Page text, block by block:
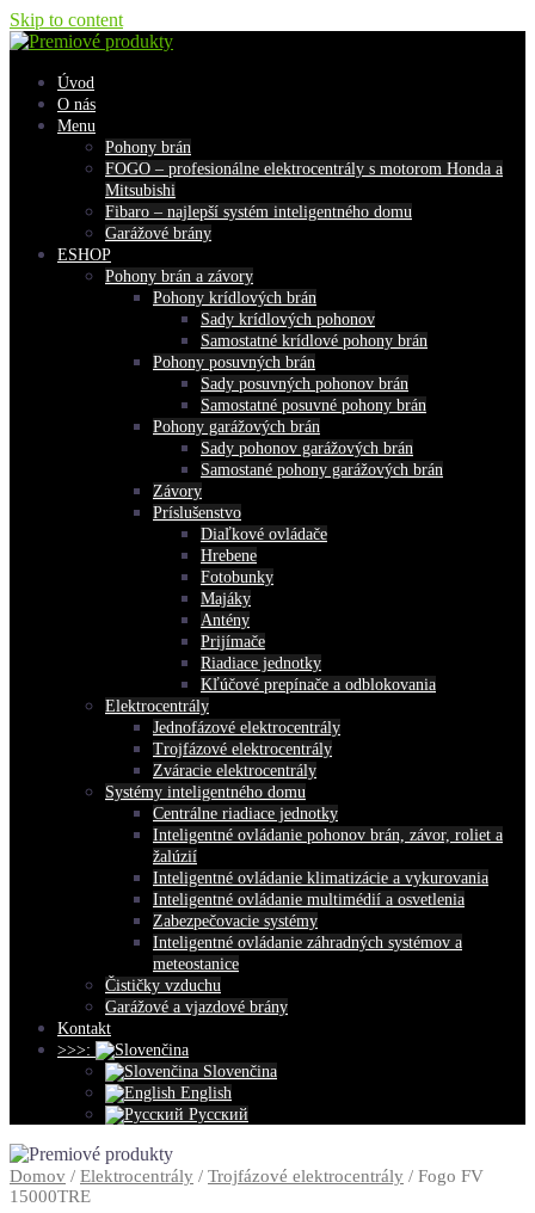
Skip to content
Úvod
O nás
Menu
Pohony brán
FOGO – profesionálne elektrocentrály s motorom Honda a
Mitsubishi
Fibaro – najlepší systém inteligentného domu
Garážové brány
ESHOP
Pohony brán a závory
Pohony krídlových brán
Sady krídlových pohonov
Samostatné krídlové pohony brán
Pohony posuvných brán
Sady posuvných pohonov brán
Samostatné posuvné pohony brán
Pohony garážových brán
Sady pohonov garážových brán
Samostané pohony garážových brán
Závory
Príslušenstvo
Diaľkové ovládače
Hrebene
Fotobunky
Majáky
Antény
Prijímače
Riadiace jednotky
Kľúčové prepínače a odblokovania
Elektrocentrály
Jednofázové elektrocentrály
Trojfázové elektrocentrály
Zváracie elektrocentrály
Systémy inteligentného domu
Centrálne riadiace jednotky
Inteligentné ovládanie pohonov brán, závor, roliet a
žalúzií
Inteligentné ovládanie klimatizácie a vykurovania
Inteligentné ovládanie multimédií a osvetlenia
Zabezpečovacie systémy
Inteligentné ovládanie záhradných systémov a
meteostanice
Čističky vzduchu
Garážové a vjazdové brány
Kontakt
>>>:
Slovenčina
English
Русский
Domov / Elektrocentrály / Trojfázové elektrocentrály / Fogo FV
15000TRE